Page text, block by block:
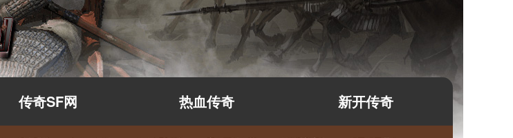
传奇SF网 热血传奇 新开传奇